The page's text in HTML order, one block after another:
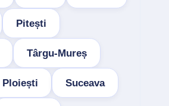
Pitești
Târgu-Mureș
Ploiești Suceava